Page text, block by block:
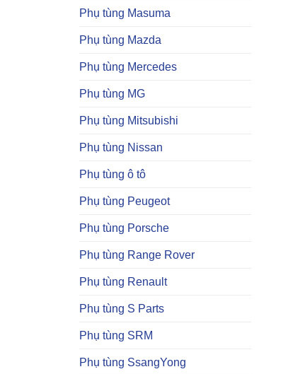
Phụ tùng Masuma
Phụ tùng Mazda
Phụ tùng Mercedes
Phụ tùng MG
Phụ tùng Mitsubishi
Phụ tùng Nissan
Phụ tùng ô tô
Phụ tùng Peugeot
Phụ tùng Porsche
Phụ tùng Range Rover
Phụ tùng Renault
Phụ tùng S Parts
Phụ tùng SRM
Phụ tùng SsangYong